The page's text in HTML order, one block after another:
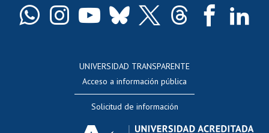
Docentes
Evaluación docente
Calificación académica
UNIVERSIDAD TRANSPARENTE
Acceso a información pública
Solicitud de información